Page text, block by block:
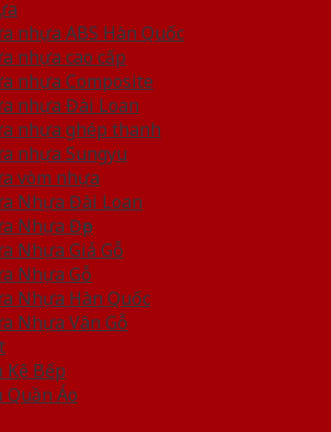
nhựa ABS Hàn Quốc
nhựa cao cấp
nhựa Composite
nhựa Đài Loan
nhựa ghép thanh
nhựa Sungyu
vòm nhựa
Nhựa Đài Loan
Nhựa Đẹp
Nhựa Giả Gỗ
Nhựa Gỗ
Nhựa Hàn Quốc
Nhựa Vân Gỗ
Kệ Bếp
Quần Áo